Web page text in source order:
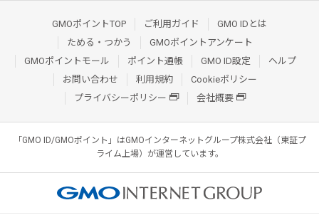
GMOポイントTOP ご利用ガイド
GMO IDとは
ためる・つかう
GMOポイントアンケート
GMOポイントモール
ポイント通帳 GMO ID設定
ヘルプ
お問い合わせ
利用規約
Cookieポリシー
プライバシーポリシー
会社概要
「GMO ID/GMOポイント」はGMOインターネットグループ株式会社（東証プ
ライム上場）が運営しています。